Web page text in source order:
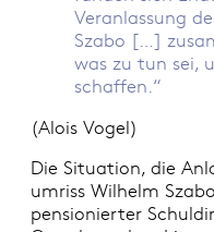
Veranlassung
Szabo […]
was zu tun sei,
schaffen.“
(Alois Vogel)
Die Situation, die
umriss Wilhelm
pensionierter